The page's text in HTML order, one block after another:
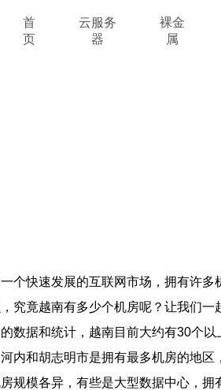
首
页
云服务
器
裸金
属
个快速发展的互联网市场，拥有许
究竟越南有多少个机房呢？让我们一
数据和统计，越南目前大约有30个
内和胡志明市是拥有最多机房的地
规模各异，有些是大型数据中心，